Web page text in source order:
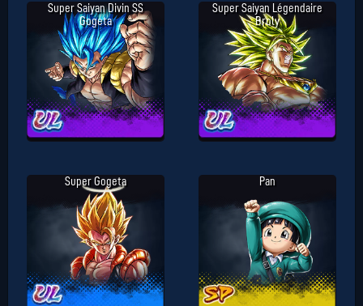
Super Saiyan Divin SS
Gogeta
Super Saiyan Légendaire
Broly
Super Gogeta Pan